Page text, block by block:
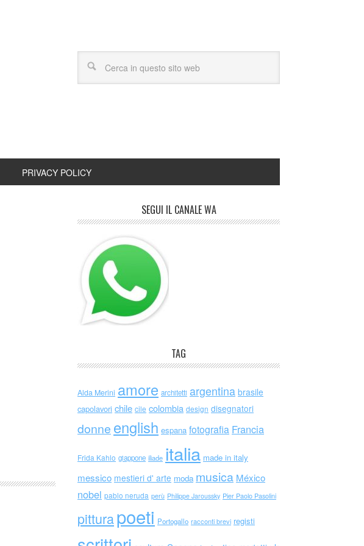
PRIVACY POLICY
SEGUI IL CANALE WA
TAG
Alda Merini amore architetti argentina brasile
capolavori chile cile colombia design disegnatori
donne english espana fotografia Francia
Frida Kahlo giappone iliade italia made in italy
messico mestieri d' arte moda musica México
nobel pablo neruda perù Philippe Jaroussky Pier Paolo Pasolini
pitturapoeti Portogallo racconti brevi registi